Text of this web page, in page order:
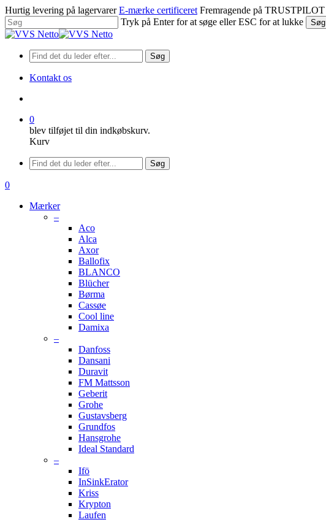
Spring
til
hovedindhold
Hurtig levering på lagervarer E-mærke certificeret Fremragende på TRUSTPILOT
Tryk på Enter for at søge eller ESC for at lukke
Søg
Luk
Søg
Kontakt os
0
blev tilføjet til din indkøbskurv.
Kurv
Menu
Søg
søge
0
Mærker
–
Aco
Alca
Axor
Ballofix
BLANCO
Blücher
Børma
Cassøe
Cool line
Damixa
–
Danfoss
Dansani
Duravit
FM Mattsson
Geberit
Grohe
Gustavsberg
Grundfos
Hansgrohe
Ideal Standard
–
Ifö
InSinkErator
Kriss
Krypton
Laufen